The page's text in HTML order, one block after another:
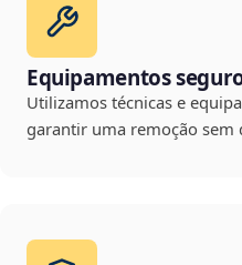
Equipamentos
Utilizamos técnicas e
garantir uma remoção sem